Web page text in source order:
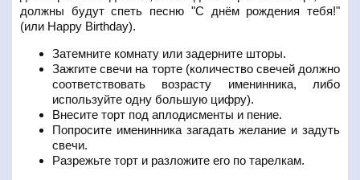
должны будут спеть песню "С днём рождения тебя!"
(или Happy Birthday).
Затемните комнату или задерните шторы.
Зажгите свечи на торте (количество свечей должно
соответствовать возрасту именинника, либо
используйте одну большую цифру).
Внесите торт под аплодисменты и пение.
Попросите именинника загадать желание и задуть
свечи.
Разрежьте торт и разложите его по тарелкам.